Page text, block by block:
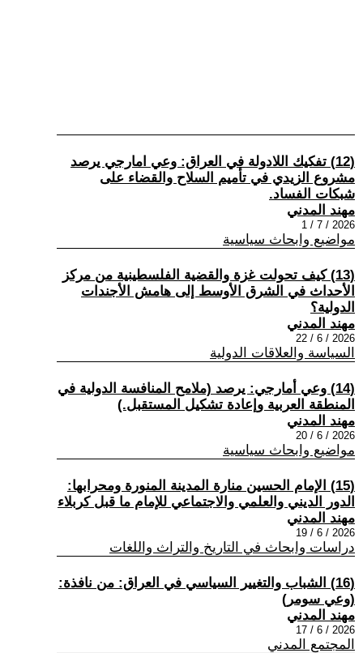
(12) تفكيك اللادولة في العراق: وعي امارجي يرصد
مشروع الزيدي في تأميم السلاح والقضاء على
شبكات الفساد.
مهند المدني
2026 / 7 / 1
مواضيع وابحاث سياسية
(13) كيف تحولت غزة والقضية الفلسطينية من مركز
الأحداث في الشرق الأوسط إلى هامش الأجندات
الدولية؟
مهند المدني
2026 / 6 / 22
السياسة والعلاقات الدولية
(14) وعي أمارجي: يرصد (ملامح المنافسة الدولية في
المنطقة العربية وإعادة تشكيل المستقبل.)
مهند المدني
2026 / 6 / 20
مواضيع وابحاث سياسية
(15) الإمام الحسين منارة المدينة المنورة ومحرابها:
الدور الديني والعلمي والاجتماعي للإمام ما قبل كربلاء
مهند المدني
2026 / 6 / 19
دراسات وابحاث في التاريخ والتراث واللغات
(16) الشباب والتغيير السياسي في العراق: من نافذة:
(وعي سومر)
مهند المدني
2026 / 6 / 17
المجتمع المدني